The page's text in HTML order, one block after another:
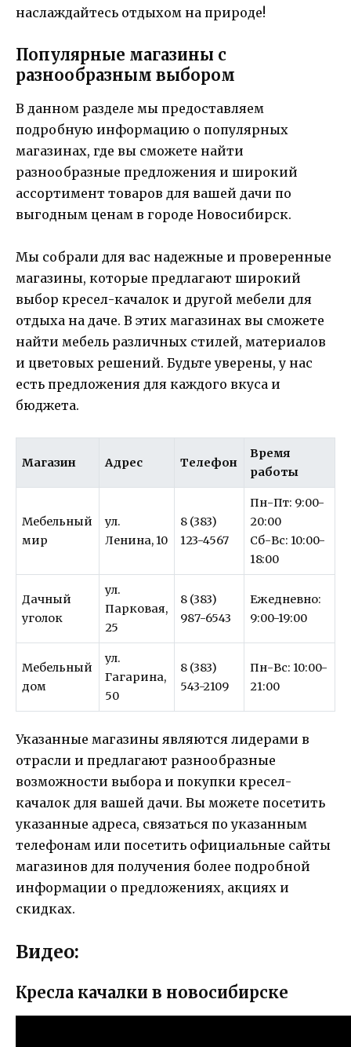
наслаждайтесь отдыхом на природе!
Популярные магазины с
разнообразным выбором
В данном разделе мы предоставляем
подробную информацию о популярных
магазинах, где вы сможете найти
разнообразные предложения и широкий
ассортимент товаров для вашей дачи по
выгодным ценам в городе Новосибирск.
Мы собрали для вас надежные и проверенные
магазины, которые предлагают широкий
выбор кресел-качалок и другой мебели для
отдыха на даче. В этих магазинах вы сможете
найти мебель различных стилей, материалов
и цветовых решений. Будьте уверены, у нас
есть предложения для каждого вкуса и
бюджета.
Магазин Адрес Телефон
Время
работы
Мебельный
мир
ул.
Ленина, 10
8 (383)
123-4567
Пн-Пт: 9:00-
20:00
Сб-Вс: 10:00-
18:00
Дачный
уголок
ул.
Парковая,
25
8 (383)
987-6543
Ежедневно:
9:00-19:00
Мебельный
дом
ул.
Гагарина,
50
8 (383)
543-2109
Пн-Вс: 10:00-
21:00
Указанные магазины являются лидерами в
отрасли и предлагают разнообразные
возможности выбора и покупки кресел-
качалок для вашей дачи. Вы можете посетить
указанные адреса, связаться по указанным
телефонам или посетить официальные сайты
магазинов для получения более подробной
информации о предложениях, акциях и
скидках.
Видео:
Кресла качалки в новосибирске